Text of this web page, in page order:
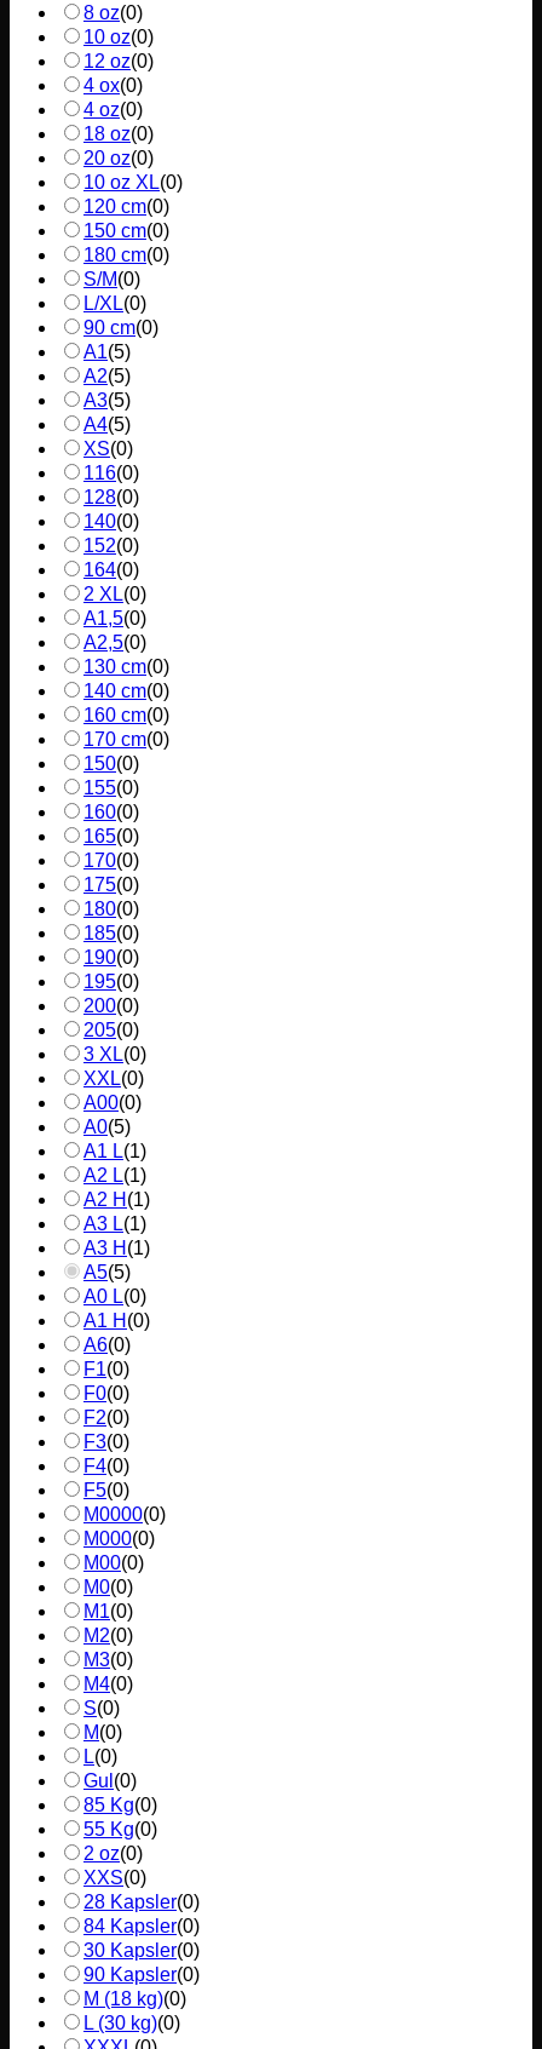
8 oz(0)
10 oz(0)
12 oz(0)
4 ox(0)
4 oz(0)
18 oz(0)
20 oz(0)
10 oz XL(0)
120 cm(0)
150 cm(0)
180 cm(0)
S/M(0)
L/XL(0)
90 cm(0)
A1(5)
A2(5)
A3(5)
A4(5)
XS(0)
116(0)
128(0)
140(0)
152(0)
164(0)
2 XL(0)
A1,5(0)
A2,5(0)
130 cm(0)
140 cm(0)
160 cm(0)
170 cm(0)
150(0)
155(0)
160(0)
165(0)
170(0)
175(0)
180(0)
185(0)
190(0)
195(0)
200(0)
205(0)
3 XL(0)
XXL(0)
A00(0)
A0(5)
A1 L(1)
A2 L(1)
A2 H (1)
A3 L(1)
A3 H (1)
A5(5)
A0 L(0)
A1 H (0)
A6(0)
F1(0)
F0(0)
F2(0)
F3(0)
F4(0)
F5(0)
M0000(0)
M000(0)
M00(0)
M0(0)
M1(0)
M2(0)
M3(0)
M4(0)
S(0)
M(0)
L(0)
Gul (0)
85 Kg(0)
55 Kg(0)
2 oz(0)
XXS(0)
28 Kapsler(0)
84 Kapsler(0)
30 Kapsler(0)
90 Kapsler(0)
M (18 kg)(0)
L (30 kg)(0)